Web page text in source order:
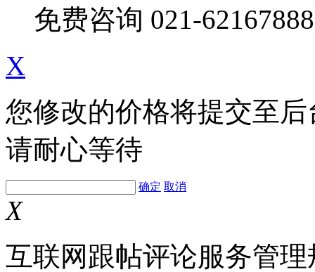
免费咨询 021-62167888
X
您修改的价格将提交至
请耐心等待
确定 取消
X
互联网跟帖评论服务管理